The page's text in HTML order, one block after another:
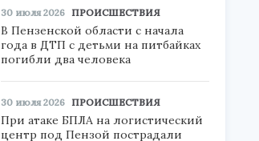
30 июля 2026 ПРОИСШЕСТВИЯ
В Пензенской области с начала
года в ДТП с детьми на питбайках
погибли два человека
30 июля 2026 ПРОИСШЕСТВИЯ
При атаке БПЛА на логистический
центр под Пензой пострадали